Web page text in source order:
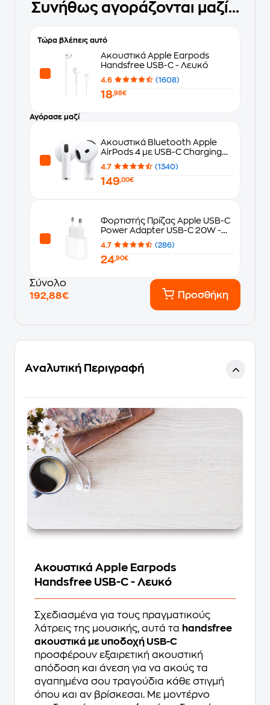
Συνήθως αγοράζονται μαζί...
Τώρα βλέπεις αυτό
Ακουστικά Apple Earpods
Handsfree USB-C - Λευκό
4.6 (1608)
18,98€
Αγόρασε μαζί
Ακουστικά Bluetooth Apple
AirPods 4 με USB-C Charging
Case - White
4.7 (1340)
149,00€
Φορτιστής Πρίζας Apple USB-C
Power Adapter USB-C 20W -
White
4.7 (286)
24,90€
Σύνολο
192,88€
Προσθήκη
Αναλυτική Περιγραφή
Ακουστικά Apple Earpods
Handsfree USB-C - Λευκό
Σχεδιασμένα για τους πραγματικούς
λάτρεις της μουσικής, αυτά τα handsfree
ακουστικά με υποδοχή USB-C
προσφέρουν εξαιρετική ακουστική
απόδοση και άνεση για να ακούς τα
αγαπημένα σου τραγούδια κάθε στιγμή
όπου και αν βρίσκεσαι. Με μοντέρνο